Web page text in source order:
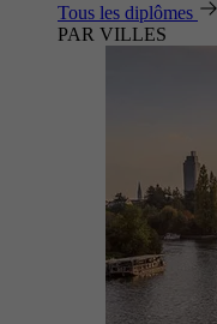
Tous les diplômes
PAR VILLES